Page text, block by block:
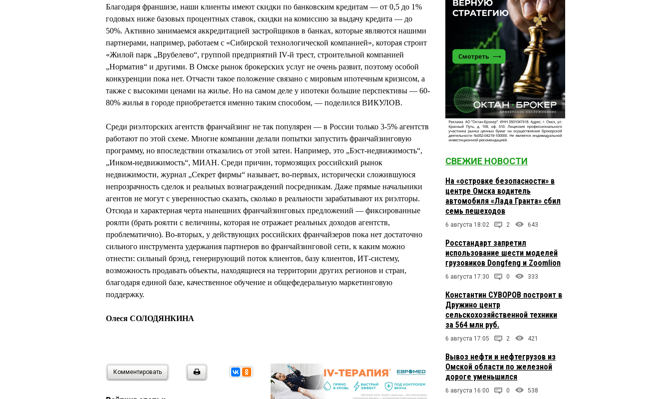
Благодаря франшизе, наши клиенты имеют скидки по банковским кредитам — от 0,5 до 1%
годовых ниже базовых процентных ставок, скидки на комиссию за выдачу кредита — до
50%. Активно занимаемся аккредитацией застройщиков в банках, которые являются нашими
партнерами, например, работаем с «Сибирской технологической компанией», которая строит
«Жилой парк „Врубелево“, группой предприятий IV-й трест, строительной компанией
„Норматив“ и другими. В Омске рынок брокерских услуг не очень развит, поэтому особой
конкуренции пока нет. Отчасти такое положение связано с мировым ипотечным кризисом, а
также с высокими ценами на жилье. Но на самом деле у ипотеки большие перспективы — 60-
80% жилья в городе приобретается именно таким способом, — поделился ВИКУЛОВ.
Среди риэлторских агентств франчайзинг не так популярен — в России только 3-5% агентств
работают по этой схеме. Многие компании делали попытки запустить франчайзинговую
программу, но впоследствии отказались от этой затеи. Например, это „Бэст-недвижимость“,
„Инком-недвижимость“, МИАН. Среди причин, тормозящих российский рынок
недвижимости, журнал „Секрет фирмы“ называет, во-первых, исторически сложившуюся
непрозрачность сделок и реальных вознаграждений посредникам. Даже прямые начальники
агентов не могут с уверенностью сказать, сколько в реальности зарабатывают их риэлторы.
Отсюда и характерная черта нынешних франчайзинговых предложений — фиксированные
роялти (брать роялти с величины, которая не отражает реальных доходов агентств,
проблематично). Во-вторых, у действующих российских франчайзеров пока нет достаточно
сильного инструмента удержания партнеров во франчайзинговой сети, к каким можно
отнести: сильный брэнд, генерирующий поток клиентов, базу клиентов, ИТ-систему,
возможность продавать объекты, находящиеся на территории других регионов и стран,
благодаря единой базе, качественное обучение и общефедеральную маркетинговую
поддержку.
Олеся СОЛОДЯНКИНА
Комментировать
СВЕЖИЕ НОВОСТИ
На «островке безопасности» в
центре Омска водитель
автомобиля «Лада Гранта» сбил
семь пешеходов
6 августа 18:02 2 643
Росстандарт запретил
использование шести моделей
грузовиков Dongfeng и Zoomlion
6 августа 17:30 0 333
Константин СУВОРОВ построит в
Дружино центр
сельскохозяйственной техники
за 564 млн руб.
6 августа 17:05 2 421
Вывоз нефти и нефтегрузов из
Омской области по железной
дороге уменьшился
6 августа 16:00 0 538